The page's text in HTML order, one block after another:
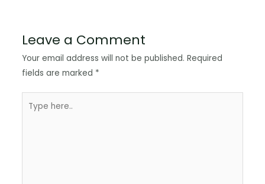
Leave a Comment
Your email address will not be published. Required
fields are marked *